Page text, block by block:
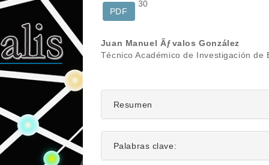
30
PDF
Contenido
del
artículo
Juan Manuel Ãƒvalos González
Técnico Académico de Investigación
Resumen
Palabras clave: